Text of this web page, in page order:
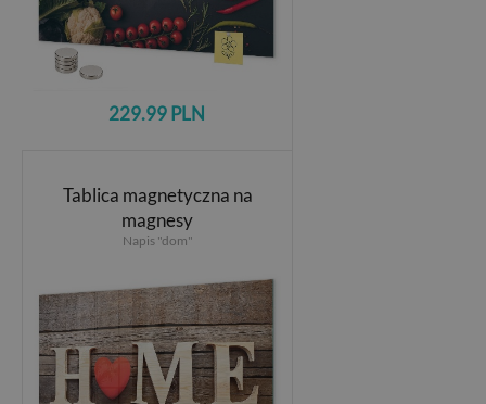
229.99 PLN
Tablica magnetyczna na
magnesy
Napis "dom"